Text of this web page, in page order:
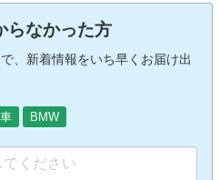
らなかった方
、新着情報をいち早くお届け出
BMW